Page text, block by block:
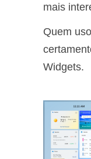
mais
Quem
Widgets.